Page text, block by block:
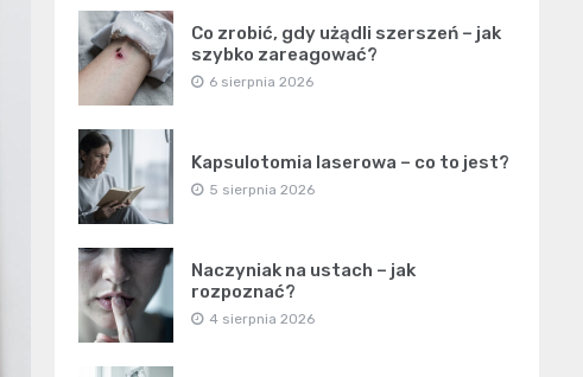
Co zrobić, gdy użądli szerszeń – jak
szybko zareagować?
6 sierpnia 2026
Kapsulotomia laserowa – co to jest?
5 sierpnia 2026
Naczyniak na ustach – jak
rozpoznać?
4 sierpnia 2026